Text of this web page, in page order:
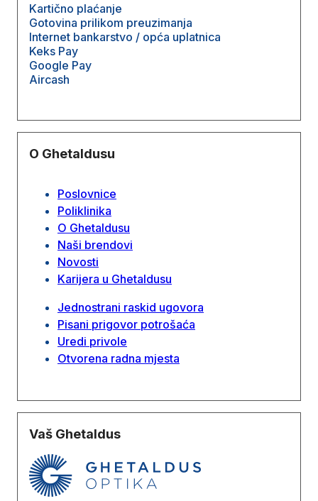
Kartično plaćanje
Gotovina prilikom preuzimanja
Internet bankarstvo / opća uplatnica
Keks Pay
Google Pay
Aircash
O Ghetaldusu
Poslovnice
Poliklinika
O Ghetaldusu
Naši brendovi
Novosti
Karijera u Ghetaldusu
Jednostrani raskid ugovora
Pisani prigovor potrošaća
Uredi privole
Otvorena radna mjesta
Vaš Ghetaldus